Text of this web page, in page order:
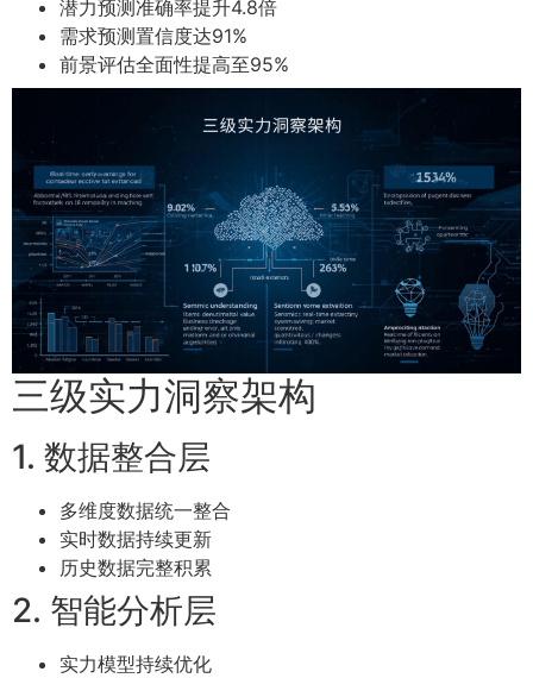
潜力预测准确率提升4.8倍
需求预测置信度达91%
前景评估全面性提高至95%
三级实力洞察架构
1. 数据整合层
多维度数据统一整合
实时数据持续更新
历史数据完整积累
2. 智能分析层
实力模型持续优化